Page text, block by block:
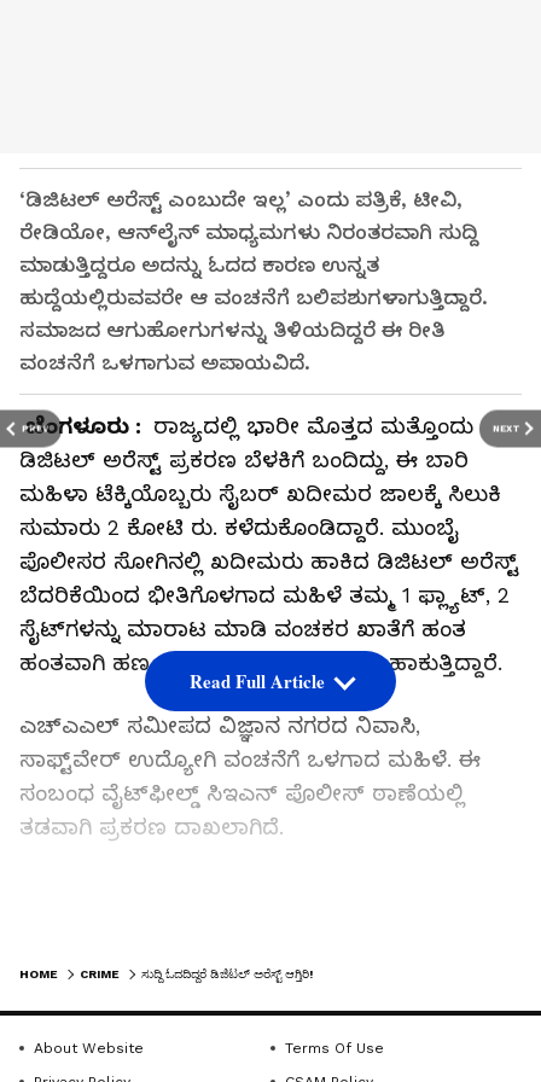
PREV NEXT
‘ಡಿಜಿಟಲ್‌ ಅರೆಸ್ಟ್‌ ಎಂಬುದೇ ಇಲ್ಲ’ ಎಂದು ಪತ್ರಿಕೆ, ಟೀವಿ,
ರೇಡಿಯೋ, ಆನ್‌ಲೈನ್‌ ಮಾಧ್ಯಮಗಳು ನಿರಂತರವಾಗಿ ಸುದ್ದಿ
ಮಾಡುತ್ತಿದ್ದರೂ ಅದನ್ನು ಓದದ ಕಾರಣ ಉನ್ನತ
ಹುದ್ದೆಯಲ್ಲಿರುವವರೇ ಆ ವಂಚನೆಗೆ ಬಲಿಪಶುಗಳಾಗುತ್ತಿದ್ದಾರೆ.
ಸಮಾಜದ ಆಗುಹೋಗುಗಳನ್ನು ತಿಳಿಯದಿದ್ದರೆ ಈ ರೀತಿ
ವಂಚನೆಗೆ ಒಳಗಾಗುವ ಅಪಾಯವಿದೆ.
ಬೆಂಗಳೂರು : ರಾಜ್ಯದಲ್ಲಿ ಭಾರೀ ಮೊತ್ತದ ಮತ್ತೊಂದು
ಡಿಜಿಟಲ್‌ ಅರೆಸ್ಟ್‌ ಪ್ರಕರಣ ಬೆಳಕಿಗೆ ಬಂದಿದ್ದು, ಈ ಬಾರಿ
ಮಹಿಳಾ ಟೆಕ್ಕಿಯೊಬ್ಬರು ಸೈಬರ್‌ ಖದೀಮರ ಜಾಲಕ್ಕೆ ಸಿಲುಕಿ
ಸುಮಾರು 2 ಕೋಟಿ ರು. ಕಳೆದುಕೊಂಡಿದ್ದಾರೆ. ಮುಂಬೈ
ಪೊಲೀಸರ ಸೋಗಿನಲ್ಲಿ ಖದೀಮರು ಹಾಕಿದ ಡಿಜಿಟಲ್‌ ಅರೆಸ್ಟ್‌
ಬೆದರಿಕೆಯಿಂದ ಭೀತಿಗೊಳಗಾದ ಮಹಿಳೆ ತಮ್ಮ 1 ಫ್ಲ್ಯಾಟ್‌, 2
ಸೈಟ್‌ಗಳನ್ನು ಮಾರಾಟ ಮಾಡಿ ವಂಚಕರ ಖಾತೆಗೆ ಹಂತ
ಹಂತವಾಗಿ ಹಣ ವರ್ಗಾವಣೆ ಮಾಡಿ ಕಣ್ಣೀರು ಹಾಕುತ್ತಿದ್ದಾರೆ.
ಎಚ್‌ಎಎಲ್‌ ಸಮೀಪದ ವಿಜ್ಞಾನ ನಗರದ ನಿವಾಸಿ,
ಸಾಫ್ಟ್‌ವೇರ್ ಉದ್ಯೋಗಿ ವಂಚನೆಗೆ ಒಳಗಾದ ಮಹಿಳೆ. ಈ
ಸಂಬಂಧ ವೈಟ್‌ಫೀಲ್ಡ್ ಸಿಇಎನ್ ಪೊಲೀಸ್ ಠಾಣೆಯಲ್ಲಿ
ತಡವಾಗಿ ಪ್ರಕರಣ ದಾಖಲಾಗಿದೆ.
ಹೆಸರಿನಲ್ಲಿ ಕರೆ ಬಂದಿತ್ತು. ಕರೆ ಮಾಡಿದವರು ತಾವು ಮುಂಬೈ
ಪೊಲೀಸರು ಎಂದು ಪರಿಚಯಿಸಿಕೊಂಡಿದ್ದು, ನಿಮ್ಮ ಆಧಾರ್
ಕಾರ್ಡ್‌ಗೆ ಲಿಂಕ್ ಆಗಿರುವ ಬ್ಯಾಗೇಜ್ ಪತ್ತೆಯಾಗಿದೆ. ಅದರಲ್ಲಿ
Read Full Article
HOME CRIME ಸುದ್ದಿ ಓದದಿದ್ದರೆ ಡಿಜಿಟಲ್‌ ಅರೆಸ್ಟ್‌ ಆಗ್ತಿರಿ!
About Website
Terms Of Use